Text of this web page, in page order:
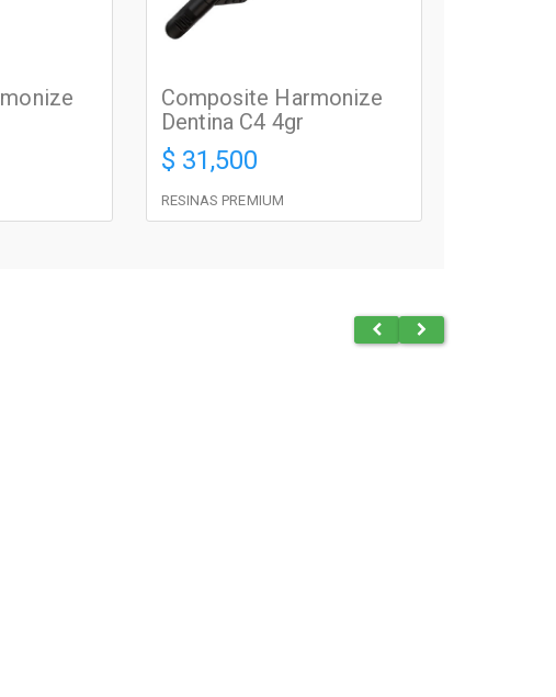
Composite Harmonize
Dentina C4 4gr
$ 31,500
RESINAS PREMIUM